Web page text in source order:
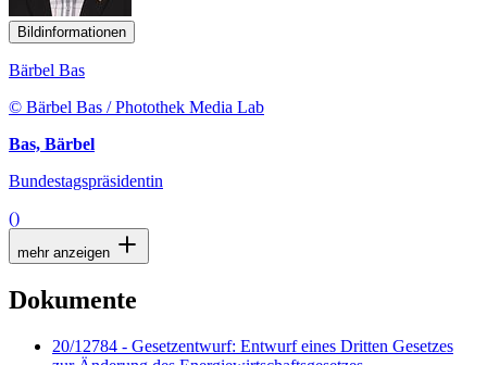
Bildinformationen
Bärbel Bas
© Bärbel Bas / Photothek Media Lab
Bas, Bärbel
Bundestagspräsidentin
()
mehr anzeigen
Dokumente
20/12784 - Gesetzentwurf: Entwurf eines Dritten Gesetzes